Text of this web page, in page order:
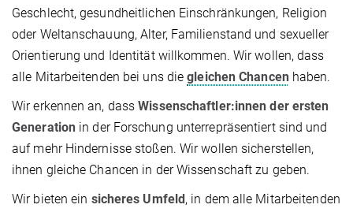
Geschlecht, gesundheitlichen Einschränkungen, Religion
oder Weltanschauung, Alter, Familienstand und sexueller
Orientierung und Identität willkommen. Wir wollen, dass
alle Mitarbeitenden bei uns diegleichen Chancen haben.
Wir erkennen an, dassWissenschaftler:innen der ersten
Generation in der Forschung unterrepräsentiert sind und
auf mehr Hindernisse stoßen. Wir wollen sicherstellen,
ihnen gleiche Chancen in der Wissenschaft zu geben.
Wir bieten ein sicheres Umfeld , in dem alle Mitarbeitenden